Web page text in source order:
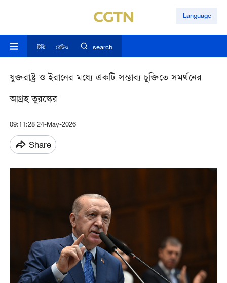
Language
টিভি রেডিও search
যুক্তরাষ্ট্র ও ইরানের মধ্যে একটি সম্ভাব্য চুক্তিতে সমর্থনের
আগ্রহ তুরস্কের
09:11:28 24-May-2026
Share